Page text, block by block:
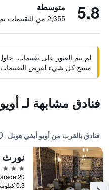
5.8 متوسطة
2,355 من التقييمات تم التحقق منها
لم يتم العثور على تقييمات.
مسح كل شيء لعرض
فنادق مشابهة لـ
فنادق بالقرب من أويو أيفي هوتل
3 نجوم
0.3 كيلومتر عن وسط المدينة